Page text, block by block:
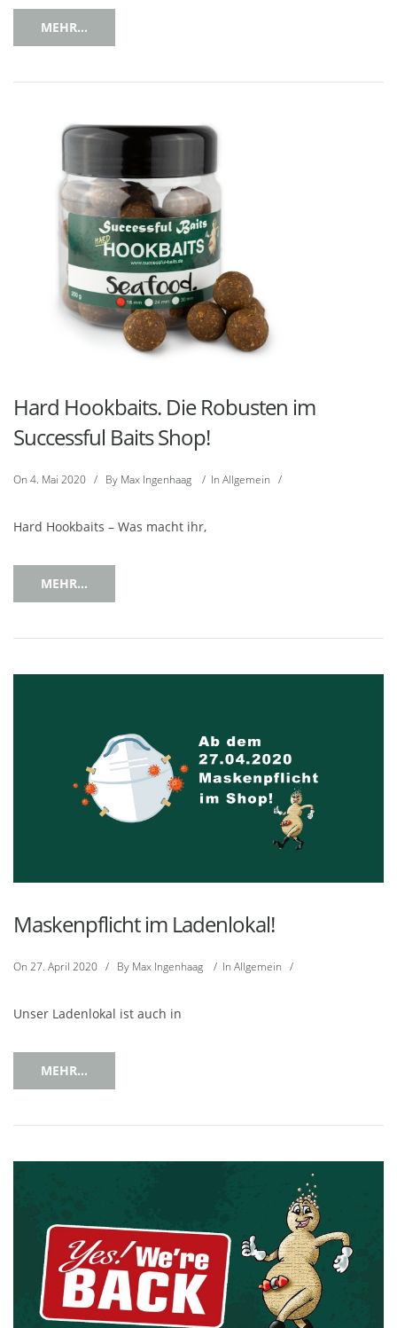
MEHR...
Hard Hookbaits. Die Robusten im
Successful Baits Shop!
On 4. Mai 2020 / By Max Ingenhaag / In Allgemein /
Hard Hookbaits – Was macht ihr,
MEHR...
Maskenpflicht im Ladenlokal!
On 27. April 2020 / By Max Ingenhaag / In Allgemein /
Unser Ladenlokal ist auch in
MEHR...